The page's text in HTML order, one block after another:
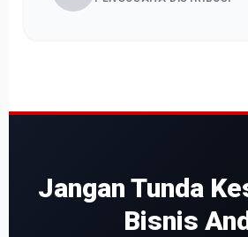
Jangan Tunda
Bisnis